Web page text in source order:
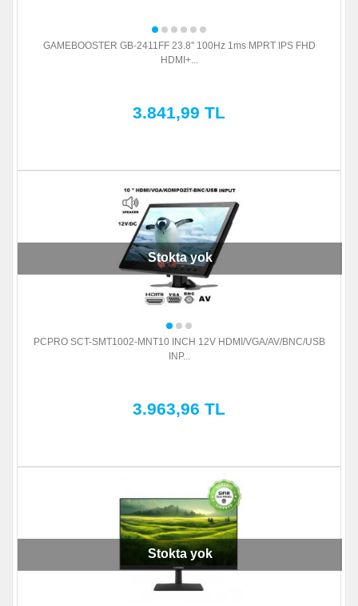
GAMEBOOSTER GB-2411FF 23.8'' 100Hz 1ms MPRT IPS FHD
HDMI+...
3.841,99 TL
Stokta yok
PCPRO SCT-SMT1002-MNT10 INCH 12V HDMI/VGA/AV/BNC/USB
INP...
3.963,96 TL
Stokta yok